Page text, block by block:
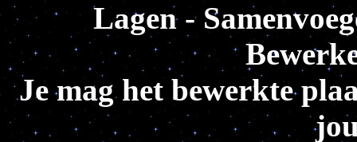
Lagen -
Je mag het bewerkte